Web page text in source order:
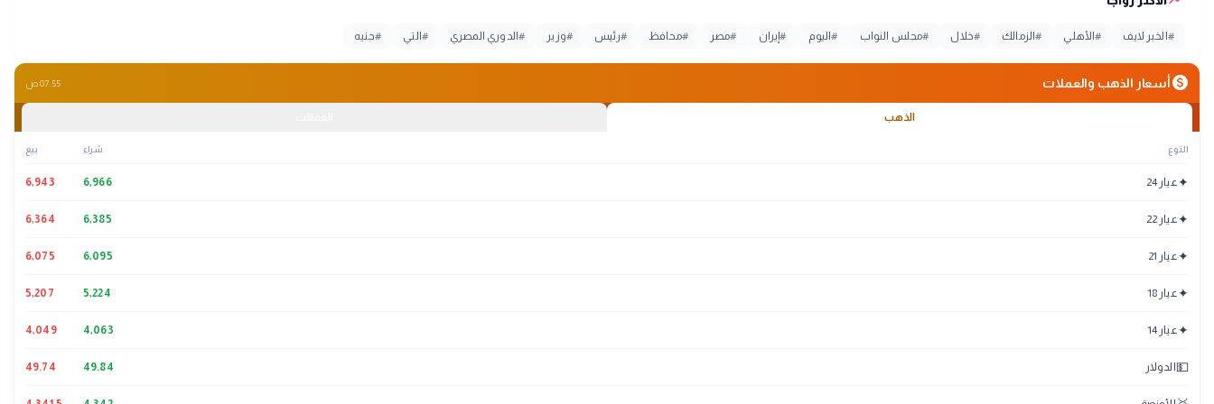
# الخبر لايف #الأهلي #الزمالك #خلال #مجلس النواب #اليوم #إيران #مصر #محافظ #رئيس #وزير #الدوري المصري # التي #جنيه
monetization_onأسعار الذهب والعملات 07:55 ص
الذهب
النوع شراء بيع
✦عيار 24 6,966
6,943
✦عيار 22 6,385
6,364
✦عيار 21 6,095
6,075
✦عيار 18 5,224
5,207
✦عيار 14 4,063
4,049
💵 الدولار 49.84
49.74